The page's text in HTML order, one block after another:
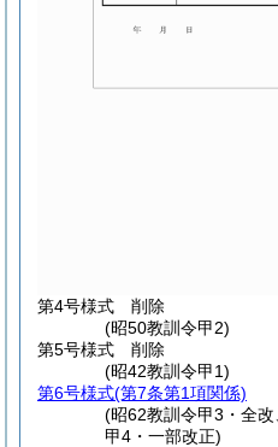
第4号様式 削除
(昭50教訓令甲2)
第5号様式 削除
(昭42教訓令甲1)
第6号様式(第7条第1項関係)
(昭62教訓令甲3・全
甲4・一部改正)